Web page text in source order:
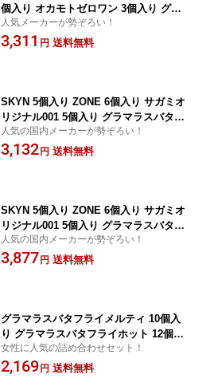
個入り オカモトゼロワン 3個入り グラ
マラスバタフライメルティ 10個入り HA
RKSローション 合計4点セット コンド
人気メーカーが勢ぞろい！
3,311 円 送料無料
SKYN 5個入り ZONE 6個入り サガミオ
リジナル001 5個入り グラマラスバタフ
ライメルティ 10個入り HARKSローショ
ン 合計4点セット コンドーム 避妊具 ス
人気の国内メーカーが勢ぞろい！
3,132 円 送料無料
SKYN 5個入り ZONE 6個入り サガミオ
リジナル001 5個入り グラマラスバタフ
ライメルティ 10個入り オカモトゼロワ
ン 3個入り HARKSローション 合計5点
人気の国内メーカーが勢ぞろい！
3,877 円 送料無料
グラマラスバタフライメルティ 10個入
り グラマラスバタフライホット 12個入
り グラマラスバタフライモイスト 12個
入り HARKSローション 合計3点セット
女性に人気の詰め合わせセット！
2,169 円 送料無料